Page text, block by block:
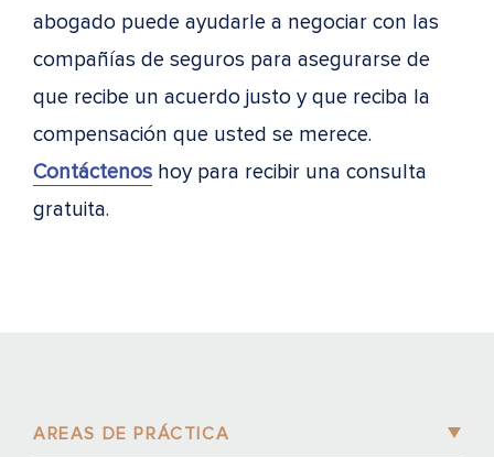
abogado puede ayudarle a negociar con las
compañías de seguros para asegurarse de
que recibe un acuerdo justo y que reciba la
compensación que usted se merece.
Contáctenos hoy para recibir una consulta
gratuita.
AREAS DE PRÁCTICA